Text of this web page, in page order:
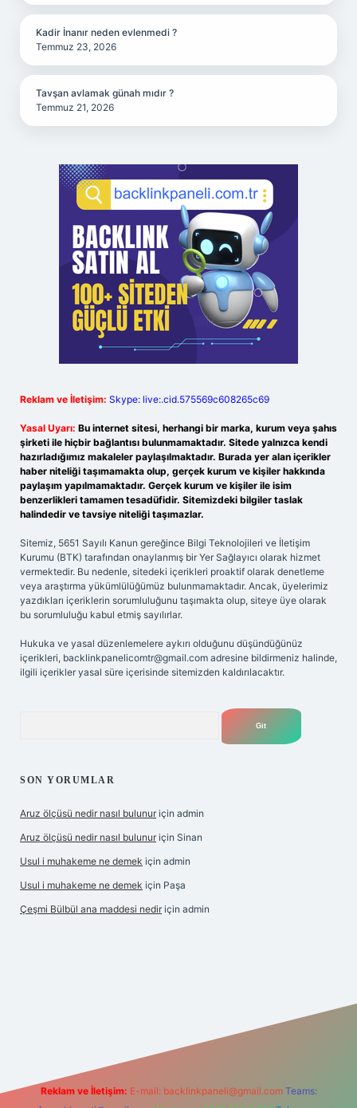
Kadir İnanır neden evlenmedi ?
Temmuz 23, 2026
Tavşan avlamak günah mıdır ?
Temmuz 21, 2026
Reklam ve İletişim: Skype: live:.cid.575569c608265c69
Yasal Uyarı: Bu internet sitesi, herhangi bir marka, kurum veya şahıs
şirketi ile hiçbir bağlantısı bulunmamaktadır. Sitede yalnızca kendi
hazırladığımız makaleler paylaşılmaktadır. Burada yer alan içerikler
haber niteliği taşımamakta olup, gerçek kurum ve kişiler hakkında
paylaşım yapılmamaktadır. Gerçek kurum ve kişiler ile isim
benzerlikleri tamamen tesadüfidir. Sitemizdeki bilgiler taslak
halindedir ve tavsiye niteliği taşımazlar.
Sitemiz, 5651 Sayılı Kanun gereğince Bilgi Teknolojileri ve İletişim
Kurumu (BTK) tarafından onaylanmış bir Yer Sağlayıcı olarak hizmet
vermektedir. Bu nedenle, sitedeki içerikleri proaktif olarak denetleme
veya araştırma yükümlülüğümüz bulunmamaktadır. Ancak, üyelerimiz
yazdıkları içeriklerin sorumluluğunu taşımakta olup, siteye üye olarak
bu sorumluluğu kabul etmiş sayılırlar.
Hukuka ve yasal düzenlemelere aykırı olduğunu düşündüğünüz
içerikleri, backlinkpanelicomtr@gmail.com adresine bildirmeniz halinde,
ilgili içerikler yasal süre içerisinde sitemizden kaldırılacaktır.
SON YORUMLAR
Aruz ölçüsü nedir nasıl bulunur için admin
Aruz ölçüsü nedir nasıl bulunur için Sinan
Usul i muhakeme ne demek için admin
Usul i muhakeme ne demek için Paşa
Çeşmi Bülbül ana maddesi nedir için admin
Reklam ve İletişim: E-mail: backlinkpaneli@gmail.com Teams: